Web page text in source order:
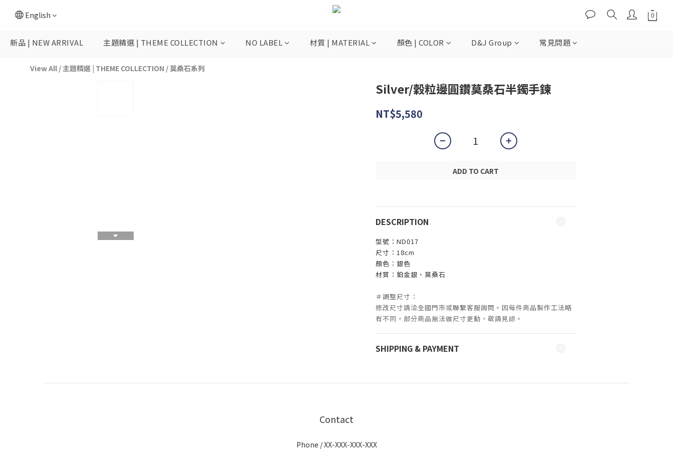
English
新品 | NEW ARRIVAL 主題精選 | THEME COLLECTION NO LABEL 材質 | MATERIAL 顏色 | COLOR D&J Group 常見問題
View All /主題精選 | THEME COLLECTION / 莫桑石系列
Silver/穀粒邊圓鑽莫桑石半鐲手鍊
NT$5,580
ADD TO CART
DESCRIPTION
型號：ND017
尺寸：18cm
顏色：銀色
材質：鉑金銀、莫桑石
＃調整尺寸：
修改尺寸請洽全國門市或聯繫客服詢問。因每件商品製作工法略
有不同，部分商品無法做尺寸更動，敬請見諒。
SHIPPING & PAYMENT
Contact
Phone / XX-XXX-XXX-XXX